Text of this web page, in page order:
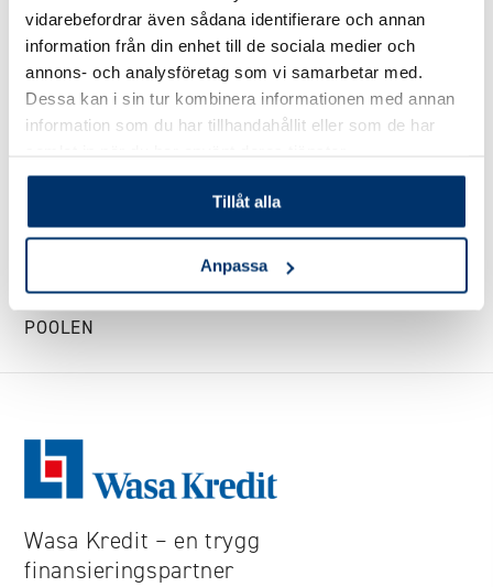
vidarebefordrar även sådana identifierare och annan
information från din enhet till de sociala medier och
annons- och analysföretag som vi samarbetar med.
Dessa kan i sin tur kombinera informationen med annan
information som du har tillhandahållit eller som de har
Tillåt alla
Anpassa
POOLEN
POOLEN
Wasa Kredit – en trygg
finansieringspartner